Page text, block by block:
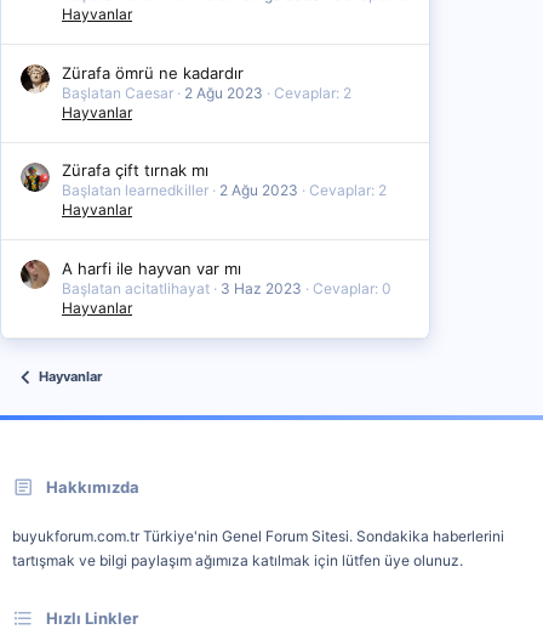
Hayvanlar
Zürafa ömrü ne kadardır
Başlatan Caesar 2 Ağu 2023
Cevaplar: 2
Hayvanlar
Zürafa çift tırnak mı
Başlatan learnedkiller 2 Ağu 2023
Cevaplar: 2
Hayvanlar
A harfi ile hayvan var mı
Başlatan acitatlihayat 3 Haz 2023
Cevaplar: 0
Hayvanlar
Hayvanlar
Hakkımızda
buyukforum.com.tr Türkiye'nin Genel Forum Sitesi. Sondakika haberlerini
tartışmak ve bilgi paylaşım ağımıza katılmak için lütfen üye olunuz.
Hızlı Linkler